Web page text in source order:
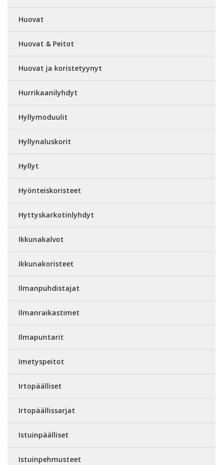
Huovat
Huovat & Peitot
Huovat ja koristetyynyt
Hurrikaanilyhdyt
Hyllymoduulit
Hyllynaluskorit
Hyllyt
Hyönteiskoristeet
Hyttyskarkotinlyhdyt
Ikkunakalvot
Ikkunakoristeet
Ilmanpuhdistajat
Ilmanraikastimet
Ilmapuntarit
Imetyspeitot
Irtopäälliset
Irtopäällissarjat
Istuinpäälliset
Istuinpehmusteet